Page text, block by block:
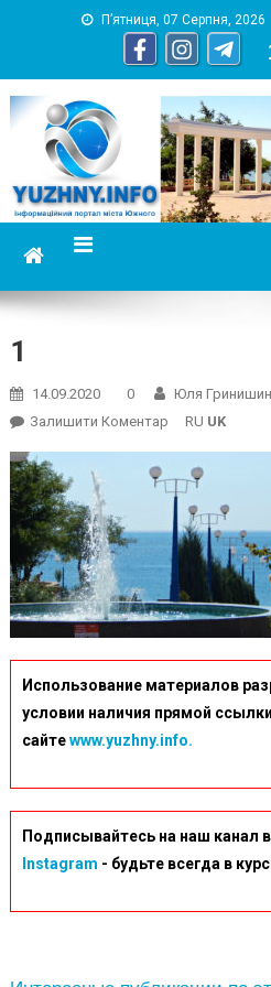
П’ятниця, 07 Серпня, 2026
информационный портал
1
14.09.2020 0
Юля
Залишити КоментарOn RU UK
Использование материалов
условии наличия прямой
сайтеwww.yuzhny.info.
Подписывайтесь на наш канал в
Instagram - будьте всегда в